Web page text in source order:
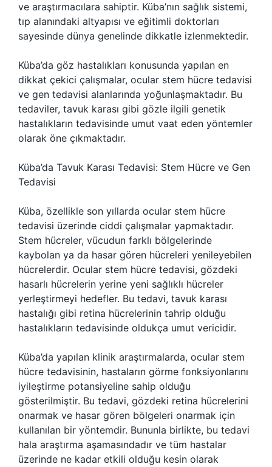
ve araştırmacılara sahiptir. Küba’nın sağlık sistemi,
tıp alanındaki altyapısı ve eğitimli doktorları
sayesinde dünya genelinde dikkatle izlenmektedir.
Küba’da göz hastalıkları konusunda yapılan en
dikkat çekici çalışmalar, ocular stem hücre tedavisi
ve gen tedavisi alanlarında yoğunlaşmaktadır. Bu
tedaviler, tavuk karası gibi gözle ilgili genetik
hastalıkların tedavisinde umut vaat eden yöntemler
olarak öne çıkmaktadır.
Küba’da Tavuk Karası Tedavisi: Stem Hücre ve Gen
Tedavisi
Küba, özellikle son yıllarda ocular stem hücre
tedavisi üzerinde ciddi çalışmalar yapmaktadır.
Stem hücreler, vücudun farklı bölgelerinde
kaybolan ya da hasar gören hücreleri yenileyebilen
hücrelerdir. Ocular stem hücre tedavisi, gözdeki
hasarlı hücrelerin yerine yeni sağlıklı hücreler
yerleştirmeyi hedefler. Bu tedavi, tavuk karası
hastalığı gibi retina hücrelerinin tahrip olduğu
hastalıkların tedavisinde oldukça umut vericidir.
Küba’da yapılan klinik araştırmalarda, ocular stem
hücre tedavisinin, hastaların görme fonksiyonlarını
iyileştirme potansiyeline sahip olduğu
gösterilmiştir. Bu tedavi, gözdeki retina hücrelerini
onarmak ve hasar gören bölgeleri onarmak için
kullanılan bir yöntemdir. Bununla birlikte, bu tedavi
hala araştırma aşamasındadır ve tüm hastalar
üzerinde ne kadar etkili olduğu kesin olarak